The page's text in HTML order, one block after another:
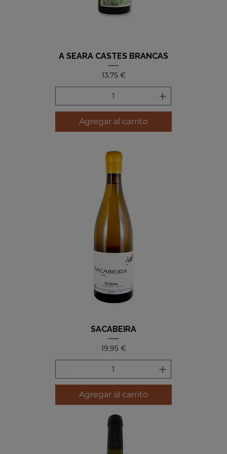
A SEARA CASTES BRANCAS
Precio
13,75 €
Agregar al carrito
SACABEIRA
Precio
19,95 €
Agregar al carrito